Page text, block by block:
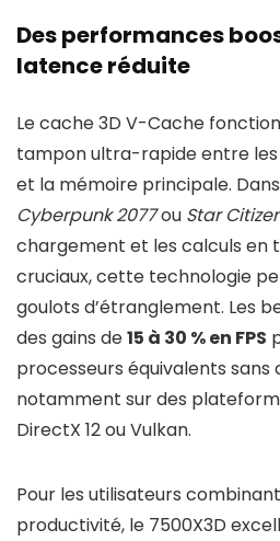
Des performances
latence réduite
Le cache 3D V-Cache
tampon ultra-rapide entre
et la mémoire principale.
Cyberpunk 2077ou Star
chargement et les calculs en
cruciaux, cette technologie
goulots d’étranglement. Les
des gains de15 à 30 % en FPS
processeurs équivalents
notamment sur des
DirectX 12 ou Vulkan.
Pour les utilisateurs
productivité, le 7500X3D